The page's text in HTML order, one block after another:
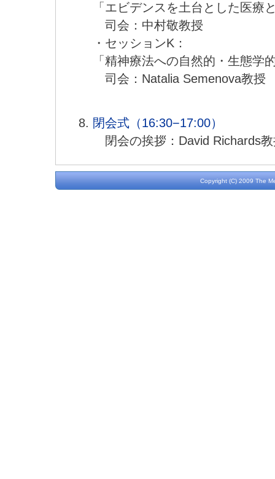
「エビデンスを土台とした医療
司会：中村敬教授
・セッションK：
「精神療法への自然的・生態学
司会：Natalia Semenova教授
閉会式（16:30−17:00）
閉会の挨拶：David Richards
Copyright (C) 2009 The